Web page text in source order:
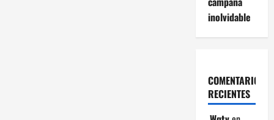
inolvidable
COMENTARIOS
RECIENTES